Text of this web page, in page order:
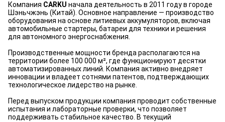
Компания CARKU начала деятельность в 2011 году в городе
Шэньчжэнь (Китай). Основное направление — производство
оборудования на основе литиевых аккумуляторов, включая
автомобильные стартеры, батареи для техники и решения
для автономного энергоснабжения.
Производственные мощности бренда располагаются на
территории более 100 000 м², где функционируют десятки
автоматизированных линий. Компания активно внедряет
инновации и владеет сотнями патентов, подтверждающих
технологическое лидерство на рынке.
Перед выпуском продукции компания проводит собственные
испытания и лабораторные проверки, что позволяет
поддерживать стабильное качество. В текущий